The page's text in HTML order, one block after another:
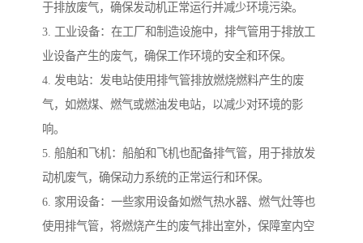
于排放废气，确保发动机正常运行并减少环境污染。
3. 工业设备：在工厂和制造设施中，排气管用于排放工
业设备产生的废气，确保工作环境的安全和环保。
4. 发电站：发电站使用排气管排放燃烧燃料产生的废
气，如燃煤、燃气或燃油发电站，以减少对环境的影
响。
5. 船舶和飞机：船舶和飞机也配备排气管，用于排放发
动机废气，确保动力系统的正常运行和环保。
6. 家用设备：一些家用设备如燃气热水器、燃气灶等也
使用排气管，将燃烧产生的废气排出室外，保障室内空